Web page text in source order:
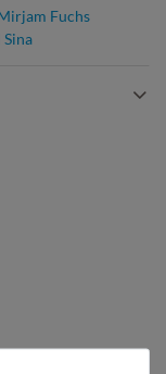
Fuchs